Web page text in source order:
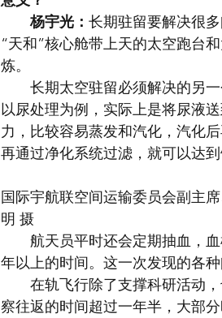
杨宇光： 长期驻留要解决很
“天和”核心舱带上天的太空跑台
炼。
长期太空驻留必须解决的另一
以尿处理为例，实际上是将尿液
力，比较容易蒸发和汽化，汽化
再通过净化系统过滤，就可以达到
国际宇航联空间运输委员会副主
明 摄
航天员平时还会定期抽血，血
年以上的时间。这一次发现的各
在轨飞行除了支撑科研活动，
察往返的时间超过一年半，大部